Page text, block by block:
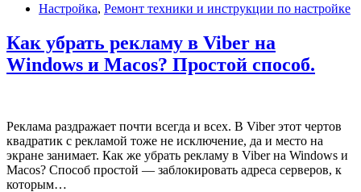
Настройка, Ремонт техники и инструкции по настройке
Как убрать рекламу в Viber на
Windows и Macos? Простой способ.
Реклама раздражает почти всегда и всех. В Viber этот чертов
квадратик с рекламой тоже не исключение, да и место на
экране занимает. Как же убрать рекламу в Viber на Windows и
Macos? Способ простой — заблокировать адреса серверов, к
которым…